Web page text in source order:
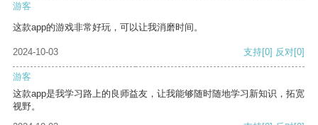
游客
这款app的游戏非常好玩，可以让我消磨时间。
2024-10-03 支持[0] 反对[0]
游客
这款app是我学习路上的良师益友，让我能够随时随地学习新知识，拓宽
视野。